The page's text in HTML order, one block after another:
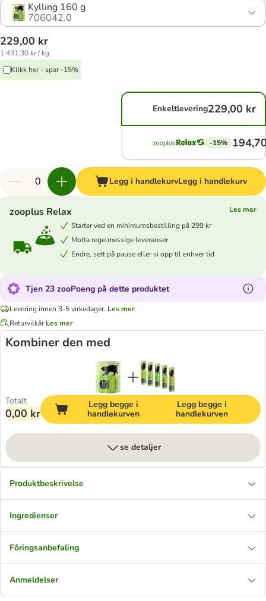
Kylling 160 g
706042.0
229,00 kr
1 431,30 kr / kg
Klikk her - spar -15%
Enkeltlevering229,00 kr
-15%
Legg i handlekurvLegg i handlekurv
zooplus Relax
Les mer
Starter ved en minimumsbestilling på 299 kr
Motta regelmessige leveranser
Endre, sett på pause eller si opp til enhver tid
Tjen 23 zooPoeng på dette produktet
Levering innen 3-5 virkedager. Les mer
Returvilkår Les mer
Kombiner den med
Totalt
0,00 kr
Legg begge i
handlekurven
Legg begge i
handlekurven
se detaljer
Produktbeskrivelse
Ingredienser
Fôringsanbefaling
Anmeldelser